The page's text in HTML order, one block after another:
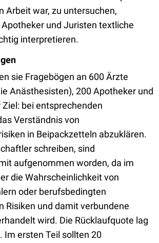
Arbeit war, zu untersuchen,
und Juristen textliche
interpretieren.
sie Fragebögen an 600 Ärzte
Anästhesisten), 200 Apotheker und
bei entsprechenden
Verständnis von
in Beipackzetteln abzuklären.
schreiben, sind
aufgenommen worden, da im
die Wahrscheinlichkeit von
oder berufsbedingten
Risiken und damit verbundene
wird. Die Rücklaufquote lag
Im ersten Teil sollten 20